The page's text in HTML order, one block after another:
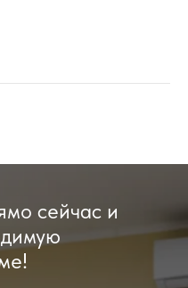
сейчас и